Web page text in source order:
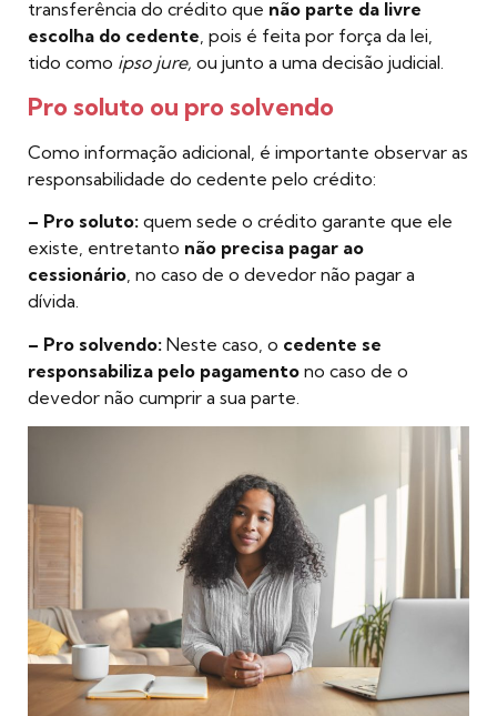
transferência do crédito que não parte da livre
escolha do cedente, pois é feita por força da lei,
tido como ipso jure, ou junto a uma decisão judicial.
Pro soluto ou pro solvendo
Como informação adicional, é importante observar as
responsabilidade do cedente pelo crédito:
– Pro soluto: quem sede o crédito garante que ele
existe, entretanto não precisa pagar ao
cessionário, no caso de o devedor não pagar a
dívida.
– Pro solvendo: Neste caso, o cedente se
responsabiliza pelo pagamento no caso de o
devedor não cumprir a sua parte.